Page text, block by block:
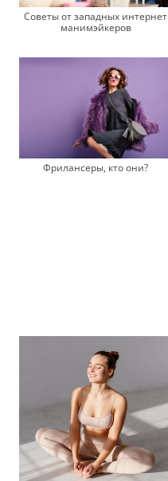
Советы от западных интернет
манимэйкеров
Фрилансеры, кто они?